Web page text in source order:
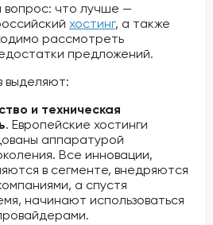
вопрос: что лучше —
хостинг, а также
рассмотреть
предложений.
выделяют:
и техническая
. Европейские хостинги
аппаратурой
Все инновации,
в сегменте, внедряются
а спустя
начинают использоваться